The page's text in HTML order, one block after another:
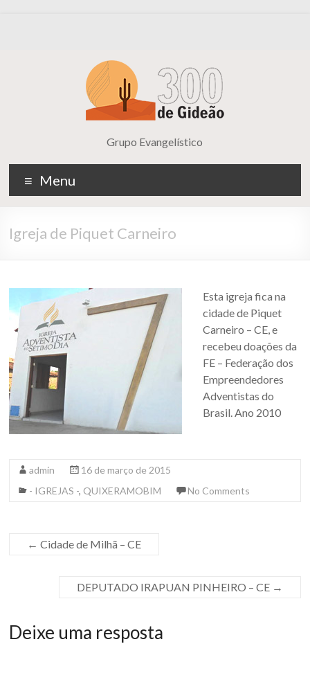
Grupo Evangelístico
Menu
Igreja de Piquet Carneiro
Esta igreja fica na
cidade de Piquet
Carneiro – CE, e
recebeu doações da
FE – Federação dos
Empreendedores
Adventistas do
Brasil. Ano 2010
admin
16 de março de 2015
- IGREJAS -, QUIXERAMOBIM No Comments
← Cidade de Milhã – CE
DEPUTADO IRAPUAN PINHEIRO – CE →
Deixe uma resposta